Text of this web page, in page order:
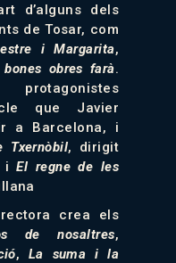
d’alguns dels
de Tosar, com
i Margarita,
bones obres farà.
que Javier
a Barcelona, i
Txernòbil, dirigit
iEl regne de les
crea els
de nosaltres,
, La suma i la